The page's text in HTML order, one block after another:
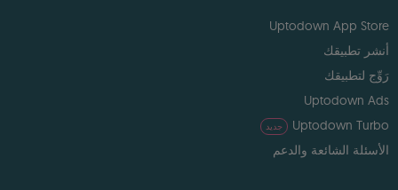
Uptodown App Store
أنشر تطبيقك
رَوِّج لتطبيقك
Uptodown Ads
Uptodown Turbo
جديد
الأسئلة الشائعة والدعم